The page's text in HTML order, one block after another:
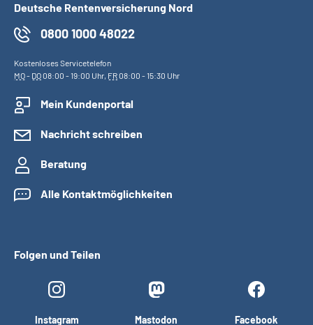
Deutsche Rentenversicherung Nord
0800 1000 48022
Kostenloses Servicetelefon
MO- DO08:00 - 19:00 Uhr, FR08:00 - 15:30 Uhr
Mein Kundenportal
Nachricht schreiben
Beratung
Alle Kontaktmöglichkeiten
Folgen und Teilen
Instagram Mastodon Facebook